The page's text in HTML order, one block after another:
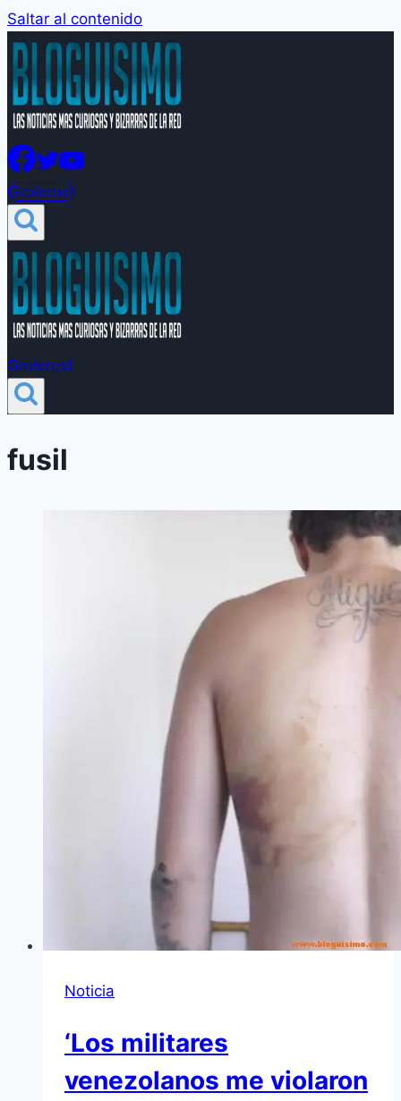
Saltar al contenido
Groleros!
Groleros!
fusil
Noticia
‘Los militares
venezolanos me violaron